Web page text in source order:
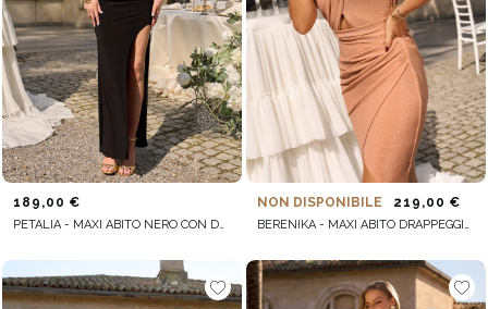
189,00 €
PETALIA - MAXI ABITO NERO CON DRAPPEGGIO
NON DISPONIBILE 219,00 €
BERENIKA - MAXI ABITO DRAPPEGGIATO CON CRAVATTA SUL RETRO